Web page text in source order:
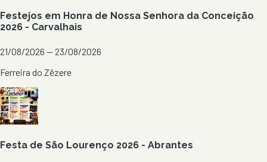
Festejos em Honra de Nossa Senhora da Conceição
2026 - Carvalhais
21/08/2026 — 23/08/2026
Ferreira do Zêzere
Festa de São Lourenço 2026 - Abrantes